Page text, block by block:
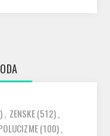
, ZENSKE(512),
(100),